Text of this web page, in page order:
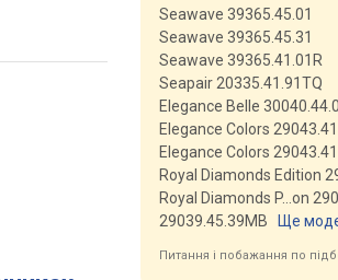
Seawave 39365.45.01
Seawave 39365.45.31
Seawave 39365.41.01R
Seapair 20335.41.91TQ
Elegance Belle
Elegance Colors
Elegance Colors
Royal Diamonds Edition
Royal Diamonds P…on
29039.45.39MB
Ще
Питання і побажання по